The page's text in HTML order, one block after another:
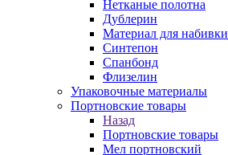
Нетканые полотна
Дублерин
Материал для набивки
Синтепон
Спанбонд
Флизелин
Упаковочные материалы
Портновские товары
Назад
Портновские товары
Мел портновский